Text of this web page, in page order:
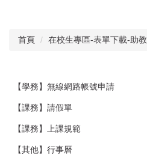
首頁 在校生專區-表單下載-助教
【學務】無線網路帳號申請
【課務】請假單
【課務】上課規範
【其他】行事曆